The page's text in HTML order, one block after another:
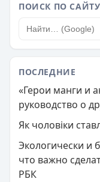
ПОИСК ПО САЙТУ
ПОСЛЕДНИЕ
«Герои манги и
руководство о
Як чоловіки
Экологически и
что важно
РБК